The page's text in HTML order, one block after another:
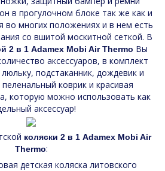
в прогулочном блоке так же как и
во многих положениях и в нем есть
со вшитой москитной сеткой. В
2 в 1 Adamex Mobi Air Thermo Вы
аксессуаров, в комплект
подстаканник, дождевик и
коврик и красивая
которую можно использовать как
аксессуар!
коляски 2 в 1 Adamex Mobi Air
Thermo:
детская коляска литовского